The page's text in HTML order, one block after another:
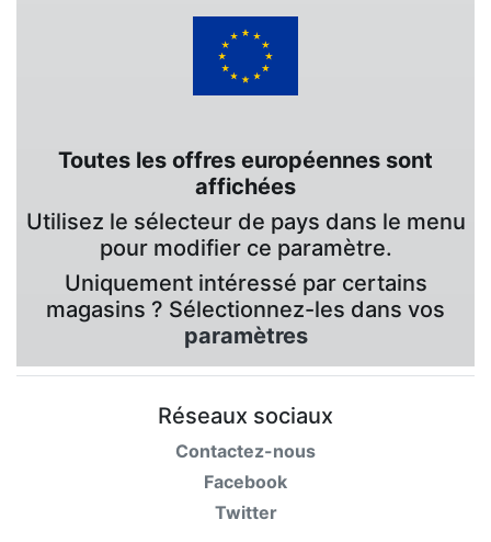
Toutes les offres européennes sont
affichées
Utilisez le sélecteur de pays dans le menu
pour modifier ce paramètre.
Uniquement intéressé par certains
magasins ? Sélectionnez-les dans vos
paramètres
Réseaux sociaux
Contactez-nous
Facebook
Twitter